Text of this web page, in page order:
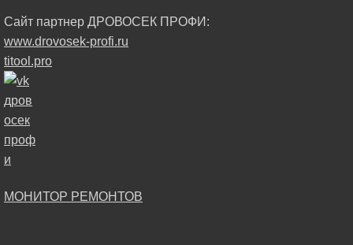
Сайт партнер ДРОВОСЕК ПРОФИ:
www.drovosek-profi.ru
titool.pro
МОНИТОР РЕМОНТОВ